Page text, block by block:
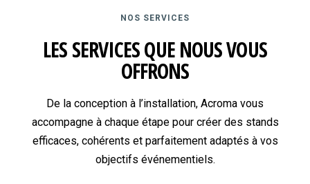
NOS SERVICES
LES SERVICES QUE NOUS VOUS
OFFRONS
De la conception à l’installation, Acroma vous
accompagne à chaque étape pour créer des stands
efficaces, cohérents et parfaitement adaptés à vos
objectifs événementiels.